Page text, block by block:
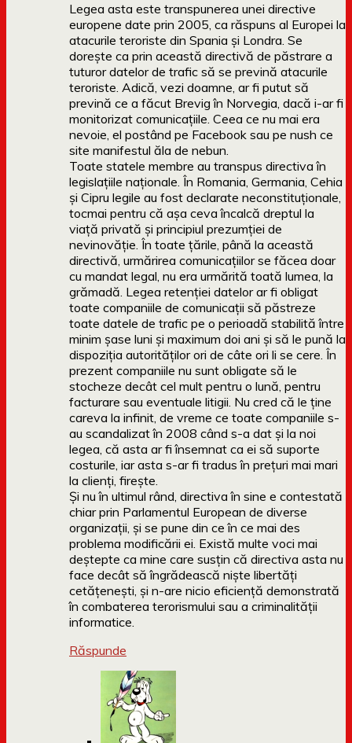
Legea asta este transpunerea unei directive
europene date prin 2005, ca răspuns al Europei la
atacurile teroriste din Spania și Londra. Se
dorește ca prin această directivă de păstrare a
tuturor datelor de trafic să se prevină atacurile
teroriste. Adică, vezi doamne, ar fi putut să
prevină ce a făcut Brevig în Norvegia, dacă i-ar fi
monitorizat comunicațiile. Ceea ce nu mai era
nevoie, el postând pe Facebook sau pe nush ce
site manifestul ăla de nebun.
Toate statele membre au transpus directiva în
legislațiile naționale. În Romania, Germania, Cehia
și Cipru legile au fost declarate neconstituționale,
tocmai pentru că așa ceva încalcă dreptul la
viață privată și principiul prezumției de
nevinovăție. În toate țările, până la această
directivă, urmărirea comunicațiilor se făcea doar
cu mandat legal, nu era urmărită toată lumea, la
grămadă. Legea retenției datelor ar fi obligat
toate companiile de comunicații să păstreze
toate datele de trafic pe o perioadă stabilită între
minim șase luni și maximum doi ani și să le pună la
dispoziția autorităților ori de câte ori li se cere. În
prezent companiile nu sunt obligate să le
stocheze decât cel mult pentru o lună, pentru
facturare sau eventuale litigii. Nu cred că le ține
careva la infinit, de vreme ce toate companiile s-
au scandalizat în 2008 când s-a dat și la noi
legea, că asta ar fi însemnat ca ei să suporte
costurile, iar asta s-ar fi tradus în prețuri mai mari
la clienți, firește.
Și nu în ultimul rând, directiva în sine e contestată
chiar prin Parlamentul European de diverse
organizații, și se pune din ce în ce mai des
problema modificării ei. Există multe voci mai
deștepte ca mine care susțin că directiva asta nu
face decât să îngrădească niște libertăți
cetățenești, și n-are nicio eficiență demonstrată
în combaterea terorismului sau a criminalității
informatice.
Răspunde